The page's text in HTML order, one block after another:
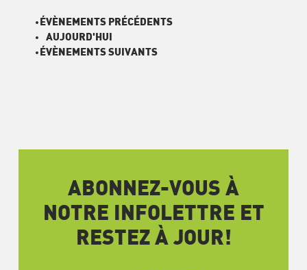
ÉVÈNEMENTSPRÉCÉDENTS
AUJOURD'HUI
ÉVÈNEMENTSSUIVANTS
ABONNEZ-VOUS À
NOTRE INFOLETTRE ET
RESTEZ À JOUR!